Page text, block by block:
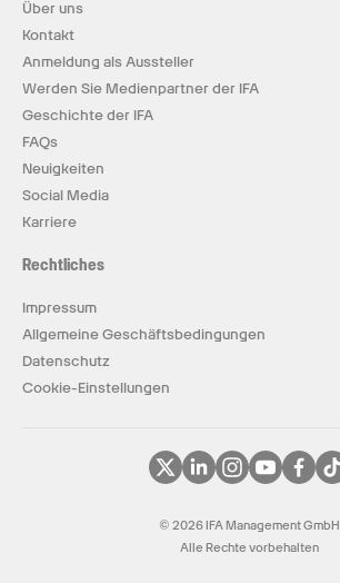
Über uns
Kontakt
Anmeldung als Aussteller
Werden Sie Medienpartner der IFA
Geschichte der IFA
FAQs
Neuigkeiten
Social Media
Karriere
Rechtliches
Impressum
Allgemeine Geschäftsbedingungen
Datenschutz
Cookie-Einstellungen
© 2026 IFA Management GmbH
Alle Rechte vorbehalten